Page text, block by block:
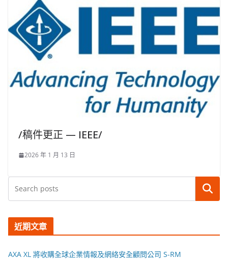
/稿件更正 — IEEE/
2026 年 1 月 13 日
搜尋
近期文章
AXA XL 將收購全球企業情報及網絡安全顧問公司 S-RM